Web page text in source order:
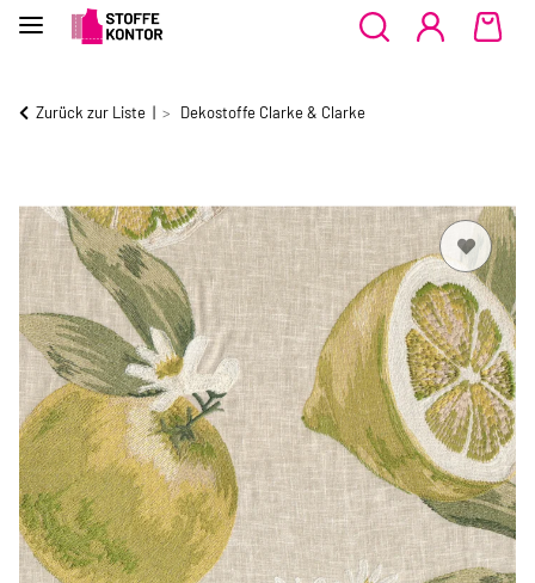
Zurück zur Liste Dekostoffe Clarke & Clarke